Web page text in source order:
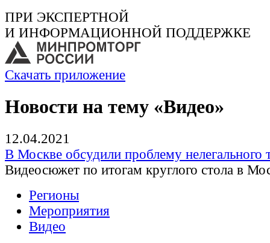
ПРИ ЭКСПЕРТНОЙ
И ИНФОРМАЦИОННОЙ ПОДДЕРЖКЕ
Скачать приложение
Новости на тему «Видео»
12.04.2021
В Москве обсудили проблему нелегального
Видеосюжет по итогам круглого стола в
Регионы
Мероприятия
Видео